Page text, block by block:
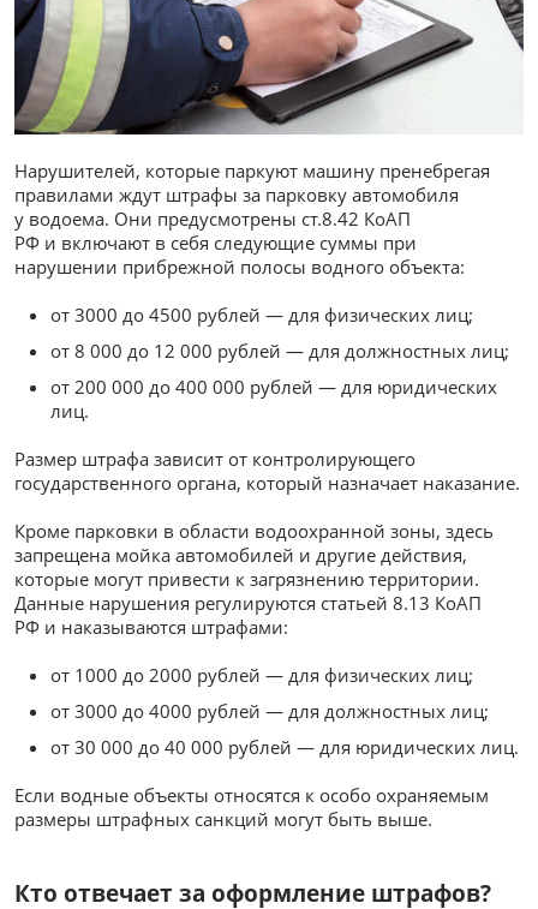
Нарушителей, которые паркуют машину пренебрегая
правилами ждут штрафы за парковку автомобиля
у водоема. Они предусмотрены ст.8.42 КоАП
РФ и включают в себя следующие суммы при
нарушении прибрежной полосы водного объекта:
от 3000 до 4500 рублей — для физических лиц;
от 8 000 до 12 000 рублей — для должностных лиц;
от 200 000 до 400 000 рублей — для юридических
лиц.
Размер штрафа зависит от контролирующего
государственного органа, который назначает наказание.
Кроме парковки в области водоохранной зоны, здесь
запрещена мойка автомобилей и другие действия,
которые могут привести к загрязнению территории.
Данные нарушения регулируются статьей 8.13 КоАП
РФ и наказываются штрафами:
от 1000 до 2000 рублей — для физических лиц;
от 3000 до 4000 рублей — для должностных лиц;
от 30 000 до 40 000 рублей — для юридических лиц.
Если водные объекты относятся к особо охраняемым
размеры штрафных санкций могут быть выше.
Кто отвечает за оформление штрафов?